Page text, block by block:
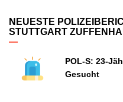
NEUESTE
STUTTGART
POL-S: 23-
Gesucht